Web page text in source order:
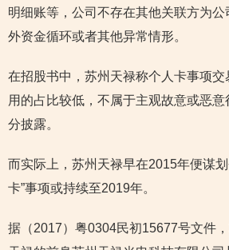
明细账等，公司不存在其他关联方为
外资金循环或者其他异常情形。
在招股书中，苏州天禄称个人卡事项
用的占比较低，不属于主观故意或恶
分披露。
而实际上， 苏州天禄早在2015年便谋
卡”事项或持续至2019年。
据（2017）粤0304民初15677号文件